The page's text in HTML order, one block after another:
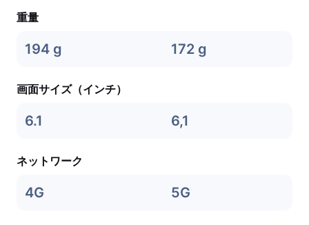
重量
194 g 172 g
画面サイズ（インチ）
6.1 6,1
ネットワーク
4G 5G